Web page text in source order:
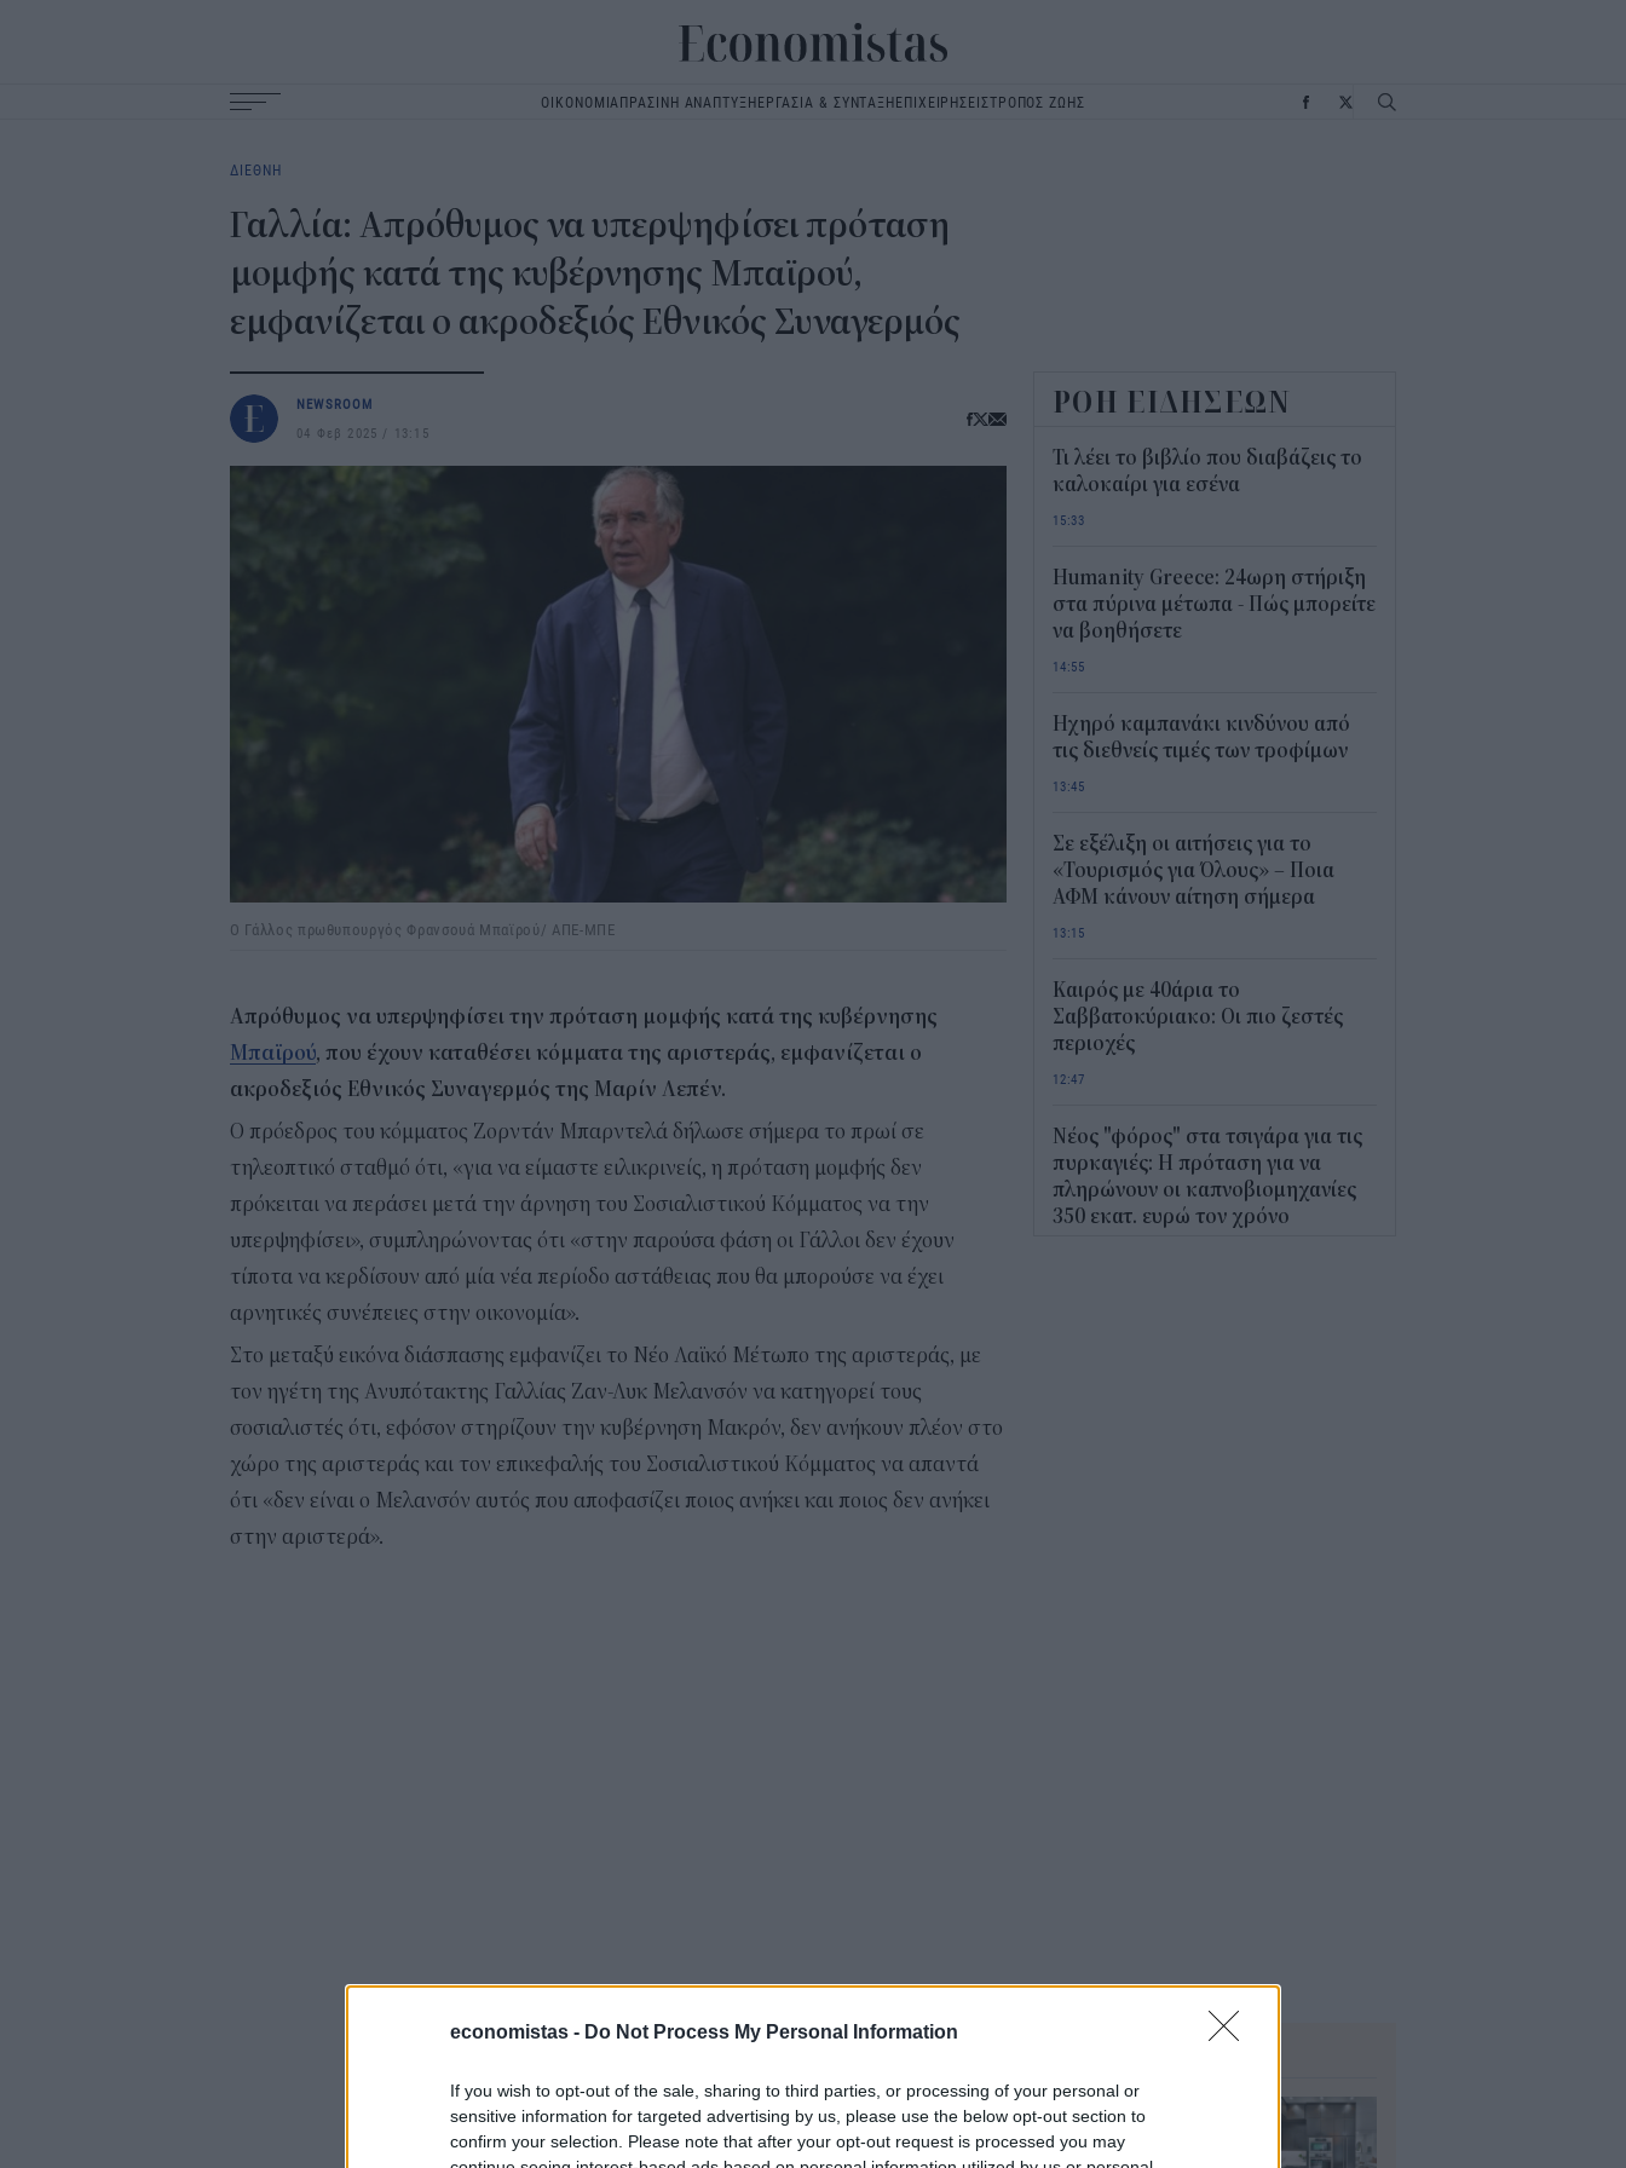
economistas - Do Not Process My Personal Information
If you wish to opt-out of the sale, sharing to third parties, or processing of your personal or
sensitive information for targeted advertising by us, please use the below opt-out section to
confirm your selection. Please note that after your opt-out request is processed you may
ΟΙΚΟΝΟΜΙΑΠΡΑΣΙΝΗ ΑΝΑΠΤΥΞΗΕΡΓΑΣΙΑ & ΣΥΝΤΑΞΗΕΠΙΧΕΙΡΗΣΕΙΣΤΡΟΠΟΣ ΖΩΗΣ
navigation
ΔΙΕΘΝΗ
Γαλλία: Απρόθυμος να υπερψηφίσει πρόταση
μομφής κατά της κυβέρνησης Μπαϊρού,
εμφανίζεται ο ακροδεξιός Εθνικός Συναγερμός
NEWSROOM
04 Φεβ 2025
13:15
O Γάλλος πρωθυπουργός Φρανσουά Μπαϊρού/ ΑΠΕ-ΜΠΕ
Απρόθυμος να υπερψηφίσει την πρόταση μομφής κατά της κυβέρνησης
Μπαϊρού, που έχουν καταθέσει κόμματα της αριστεράς, εμφανίζεται ο
ακροδεξιός Εθνικός Συναγερμός της Μαρίν Λεπέν.
Ο πρόεδρος του κόμματος Ζορντάν Μπαρντελά δήλωσε σήμερα το πρωί σε
τηλεοπτικό σταθμό ότι, «για να είμαστε ειλικρινείς, η πρόταση μομφής δεν
πρόκειται να περάσει μετά την άρνηση του Σοσιαλιστικού Κόμματος να την
υπερψηφίσει», συμπληρώνοντας ότι «στην παρούσα φάση οι Γάλλοι δεν έχουν
τίποτα να κερδίσουν από μία νέα περίοδο αστάθειας που θα μπορούσε να έχει
αρνητικές συνέπειες στην οικονομία».
Στο μεταξύ εικόνα διάσπασης εμφανίζει το Νέο Λαϊκό Μέτωπο της αριστεράς, με
τον ηγέτη της Ανυπότακτης Γαλλίας Ζαν-Λυκ Μελανσόν να κατηγορεί τους
σοσιαλιστές ότι, εφόσον στηρίζουν την κυβέρνηση Μακρόν, δεν ανήκουν πλέον στο
χώρο της αριστεράς και τον επικεφαλής του Σοσιαλιστικού Κόμματος να απαντά
ότι «δεν είναι ο Μελανσόν αυτός που αποφασίζει ποιος ανήκει και ποιος δεν ανήκει
στην αριστερά».
ΡΟΗ ΕΙΔΗΣΕΩΝ
Τι λέει το βιβλίο που διαβάζεις το
καλοκαίρι για εσένα
15:33
Humanity Greece: 24ωρη στήριξη
στα πύρινα μέτωπα - Πώς μπορείτε
να βοηθήσετε
14:55
Ηχηρό καμπανάκι κινδύνου από
τις διεθνείς τιμές των τροφίμων
13:45
Σε εξέλιξη οι αιτήσεις για το
«Τουρισμός για Όλους» – Ποια
ΑΦΜ κάνουν αίτηση σήμερα
13:15
Καιρός με 40άρια το
Σαββατοκύριακο: Οι πιο ζεστές
περιοχές
12:47
Νέος "φόρος" στα τσιγάρα για τις
πυρκαγιές: Η πρόταση για να
πληρώνουν οι καπνοβιομηχανίες
350 εκατ. ευρώ τον χρόνο
ΔΗΜΟΦΙΛΗ
Έφτασε το τέλος
των φούρνων
μικροκυμάτων;